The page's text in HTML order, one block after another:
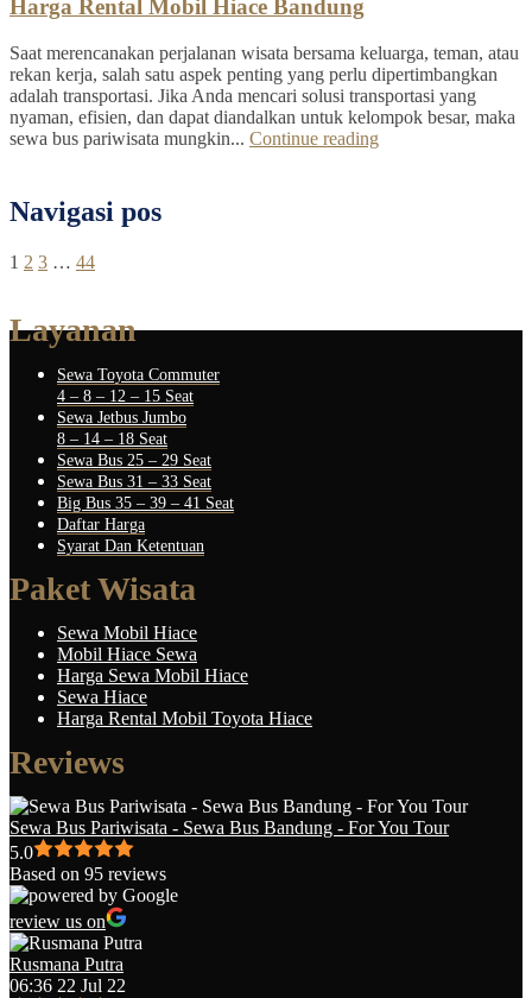
Harga Rental Mobil Hiace Bandung
Saat merencanakan perjalanan wisata bersama keluarga, teman, atau
rekan kerja, salah satu aspek penting yang perlu dipertimbangkan
adalah transportasi. Jika Anda mencari solusi transportasi yang
nyaman, efisien, dan dapat diandalkan untuk kelompok besar, maka
sewa bus pariwisata mungkin... Continue reading
Navigasi pos
1 2 3 … 44
Layanan
Sewa Toyota Commuter
4 – 8 – 12 – 15 Seat
Sewa Jetbus Jumbo
8 – 14 – 18 Seat
Sewa Bus 25 – 29 Seat
Sewa Bus 31 – 33 Seat
Big Bus 35 – 39 – 41 Seat
Daftar Harga
Syarat Dan Ketentuan
Paket Wisata
Sewa Mobil Hiace
Mobil Hiace Sewa
Harga Sewa Mobil Hiace
Sewa Hiace
Harga Rental Mobil Toyota Hiace
Reviews
Sewa Bus Pariwisata - Sewa Bus Bandung - For You Tour
5.0
Based on 95 reviews
review us on
Rusmana Putra
06:36 22 Jul 22